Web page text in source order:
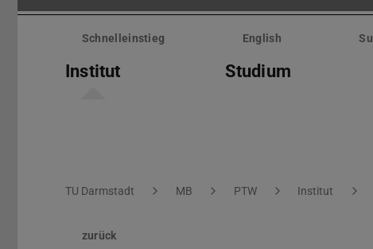
Menü
überspringenSchnelleinstieg English
Institut Studium
Sie befinden sich hier:
TU Darmstadt MB PTW Institut
zurück